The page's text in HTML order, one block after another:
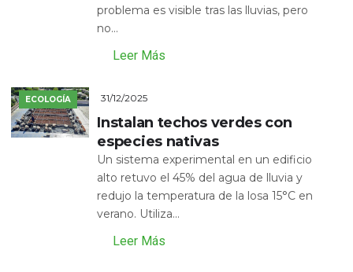
problema es visible tras las lluvias, pero
no...
Leer Más
ECOLOGÍA 31/12/2025
Instalan techos verdes con
especies nativas
Un sistema experimental en un edificio
alto retuvo el 45% del agua de lluvia y
redujo la temperatura de la losa 15°C en
verano. Utiliza...
Leer Más